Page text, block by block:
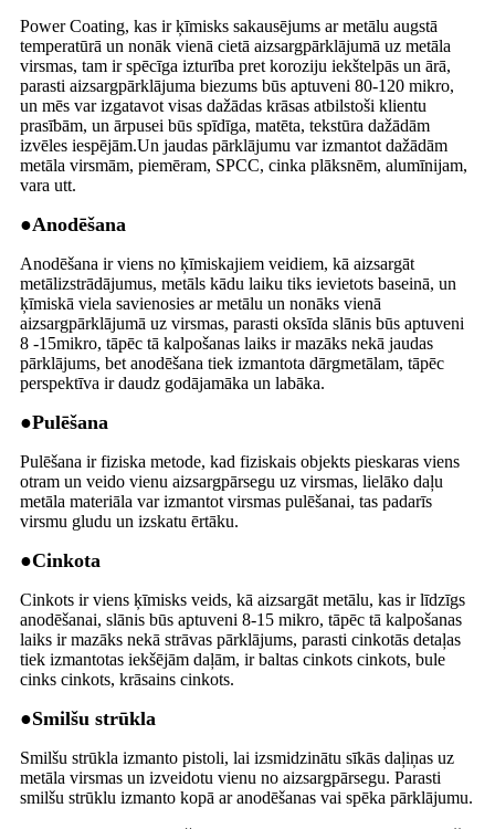
Power Coating, kas ir ķīmisks sakausējums ar metālu augstā
temperatūrā un nonāk vienā cietā aizsargpārklājumā uz metāla
virsmas, tam ir spēcīga izturība pret koroziju iekštelpās un ārā,
parasti aizsargpārklājuma biezums būs aptuveni 80-120 mikro,
un mēs var izgatavot visas dažādas krāsas atbilstoši klientu
prasībām, un ārpusei būs spīdīga, matēta, tekstūra dažādām
izvēles iespējām.Un jaudas pārklājumu var izmantot dažādām
metāla virsmām, piemēram, SPCC, cinka plāksnēm, alumīnijam,
vara utt.
●Anodēšana
Anodēšana ir viens no ķīmiskajiem veidiem, kā aizsargāt
metālizstrādājumus, metāls kādu laiku tiks ievietots baseinā, un
ķīmiskā viela savienosies ar metālu un nonāks vienā
aizsargpārklājumā uz virsmas, parasti oksīda slānis būs aptuveni
8 -15mikro, tāpēc tā kalpošanas laiks ir mazāks nekā jaudas
pārklājums, bet anodēšana tiek izmantota dārgmetālam, tāpēc
perspektīva ir daudz godājamāka un labāka.
●Pulēšana
Pulēšana ir fiziska metode, kad fiziskais objekts pieskaras viens
otram un veido vienu aizsargpārsegu uz virsmas, lielāko daļu
metāla materiāla var izmantot virsmas pulēšanai, tas padarīs
virsmu gludu un izskatu ērtāku.
●Cinkota
Cinkots ir viens ķīmisks veids, kā aizsargāt metālu, kas ir līdzīgs
anodēšanai, slānis būs aptuveni 8-15 mikro, tāpēc tā kalpošanas
laiks ir mazāks nekā strāvas pārklājums, parasti cinkotās detaļas
tiek izmantotas iekšējām daļām, ir baltas cinkots cinkots, bule
cinks cinkots, krāsains cinkots.
●Smilšu strūkla
Smilšu strūkla izmanto pistoli, lai izsmidzinātu sīkās daļiņas uz
metāla virsmas un izveidotu vienu no aizsargpārsegu. Parasti
smilšu strūklu izmanto kopā ar anodēšanas vai spēka pārklājumu.